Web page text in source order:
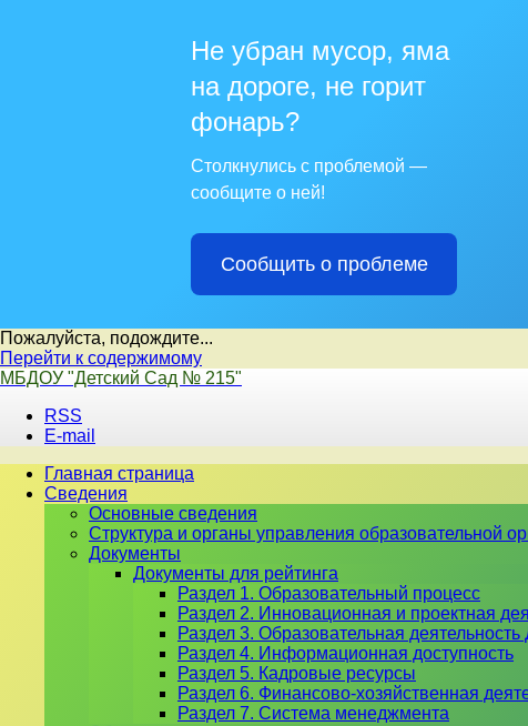
Не убран мусор, яма
на дороге, не горит
фонарь?
Столкнулись с проблемой —
сообщите о ней!
Сообщить о проблеме
Пожалуйста, подождите...
Перейти к содержимому
МБДОУ "Детский Сад № 215"
RSS
E-mail
Главная страница
Сведения
Основные сведения
Структура и органы управления образовательной
Документы
Документы для рейтинга
Раздел 1. Образовательный процесс
Раздел 2. Инновационная и проектная
Раздел 3. Образовательная
Раздел 4. Информационная доступность
Раздел 5. Кадровые ресурсы
Раздел 6. Финансово-хозяйственная
Раздел 7. Система менеджмента